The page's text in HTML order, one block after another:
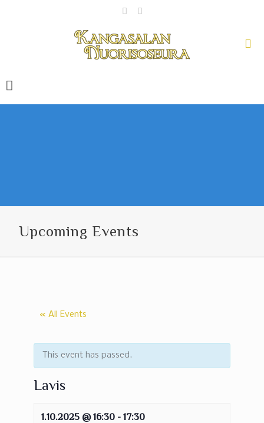
Upcoming Events
« All Events
This event has passed.
Lavis
1.10.2025 @ 16:30- 17:30